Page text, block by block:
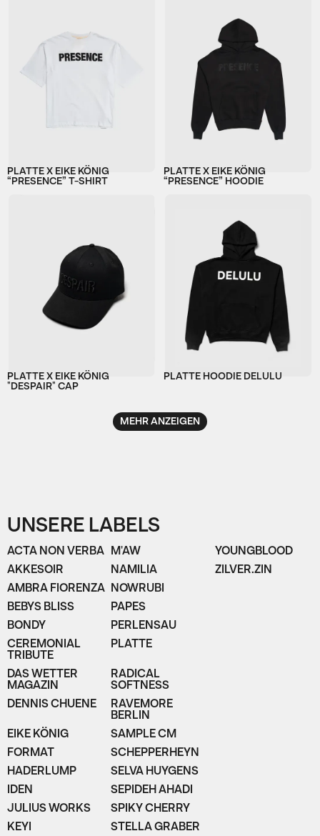
PLATTE X EIKE KÖNIG
“PRESENCE” T-SHIRT
PLATTE X EIKE KÖNIG
“PRESENCE” HOODIE
PLATTE X EIKE KÖNIG
"DESPAIR" CAP
PLATTE HOODIE DELULU
MEHR ANZEIGEN
UNSERE LABELS
ACTA NON VERBA
AKKESOIR
AMBRA FIORENZA
BEBYS BLISS
BONDY
CEREMONIAL
TRIBUTE
DAS WETTER
MAGAZIN
DENNIS CHUENE
EIKE KÖNIG
FORMAT
HADERLUMP
IDEN
JULIUS WORKS
KEYI
M'AW
NAMILIA
NOWRUBI
PAPES
PERLENSAU
PLATTE
RADICAL
SOFTNESS
RAVEMORE
BERLIN
SAMPLE CM
SCHEPPERHEYN
SELVA HUYGENS
SEPIDEH AHADI
SPIKY CHERRY
STELLA GRABER
YOUNGBLOOD
ZILVER.ZIN